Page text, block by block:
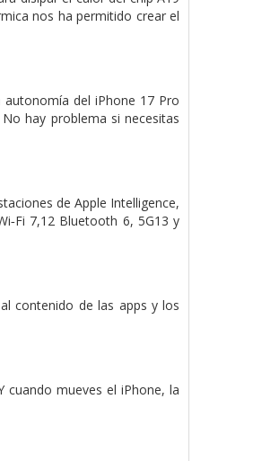
nos ha permitido crear el
del iPhone 17 Pro
hay problema si necesitas
de Apple Intelligence,
7,12 Bluetooth 6, 5G13 y
contenido de las apps y los
mueves el iPhone, la